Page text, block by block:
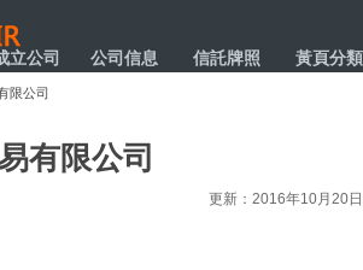
立公司 公司信息 信託牌照 黃頁分類
限公司
有限公司
更新：2016年10月20日